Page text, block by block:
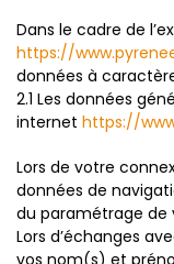
Dans le cadre de
https://
données à
2.1 Les données
internet https://
Lors de votre
données de
du paramétrage de
Lors d’échanges
vos nom(s) et